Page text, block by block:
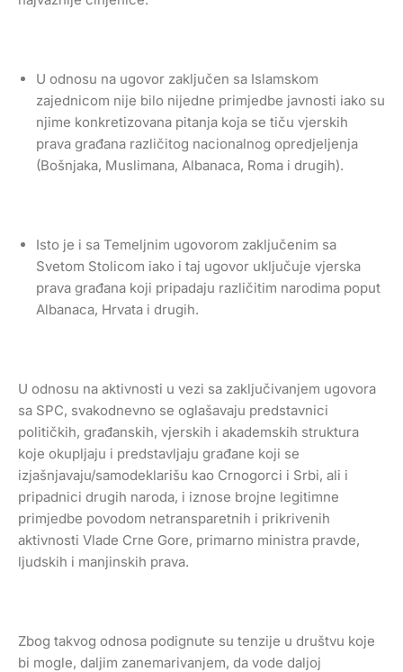
U odnosu na ugovor zaključen sa Islamskom
zajednicom nije bilo nijedne primjedbe javnosti iako su
njime konkretizovana pitanja koja se tiču vjerskih
prava građana različitog nacionalnog opredjeljenja
(Bošnjaka, Muslimana, Albanaca, Roma i drugih).
Isto je i sa Temeljnim ugovorom zaključenim sa
Svetom Stolicom iako i taj ugovor uključuje vjerska
prava građana koji pripadaju različitim narodima poput
Albanaca, Hrvata i drugih.
U odnosu na aktivnosti u vezi sa zaključivanjem ugovora
sa SPC, svakodnevno se oglašavaju predstavnici
političkih, građanskih, vjerskih i akademskih struktura
koje okupljaju i predstavljaju građane koji se
izjašnjavaju/samodeklarišu kao Crnogorci i Srbi, ali i
pripadnici drugih naroda, i iznose brojne legitimne
primjedbe povodom netransparetnih i prikrivenih
aktivnosti Vlade Crne Gore, primarno ministra pravde,
ljudskih i manjinskih prava.
Zbog takvog odnosa podignute su tenzije u društvu koje
bi mogle, daljim zanemarivanjem, da vode daljoj